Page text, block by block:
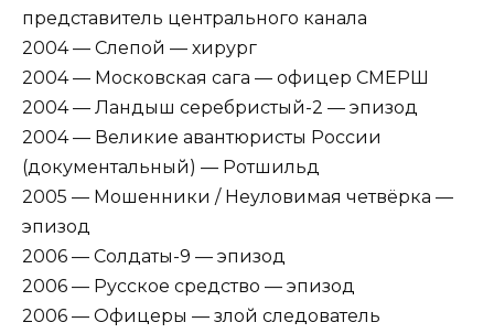
представитель центрального канала
2004 — Слепой — хирург
2004 — Московская сага — офицер СМЕРШ
2004 — Ландыш серебристый-2 — эпизод
2004 — Великие авантюристы России
(документальный) — Ротшильд
2005 — Мошенники / Неуловимая четвёрка —
эпизод
2006 — Солдаты-9 — эпизод
2006 — Русское средство — эпизод
2006 — Офицеры — злой следователь